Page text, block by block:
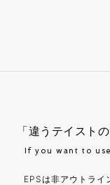
「違うテイスト
If you want to
EPSは非アウトライ